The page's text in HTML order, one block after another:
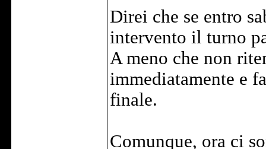
Direi che se entro
intervento il turno
A meno che non
immediatamente e
finale.
Comunque, ora ci